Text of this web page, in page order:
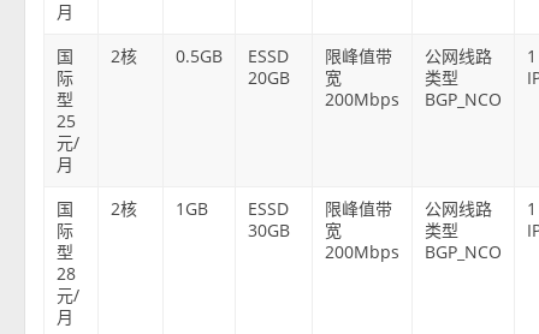
月
国
际
型
25
元/
月
2核 0.5GB
ESSD
20GB
限峰值带
宽
200Mbps
公网线路
类型
BGP_NCO
1
国
际
型
28
元/
月
2核 1GB
ESSD
30GB
限峰值带
宽
200Mbps
公网线路
类型
BGP_NCO
1